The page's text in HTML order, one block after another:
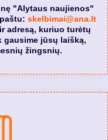
"Alytaus naujienos"
skelbimai@ana.lt
adresą, kuriuo turėtų
jūsų laišką,
žingsnių.